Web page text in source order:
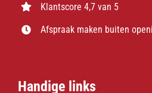
Klantscore 4,7 van 5
Afspraak maken buiten
Handige links